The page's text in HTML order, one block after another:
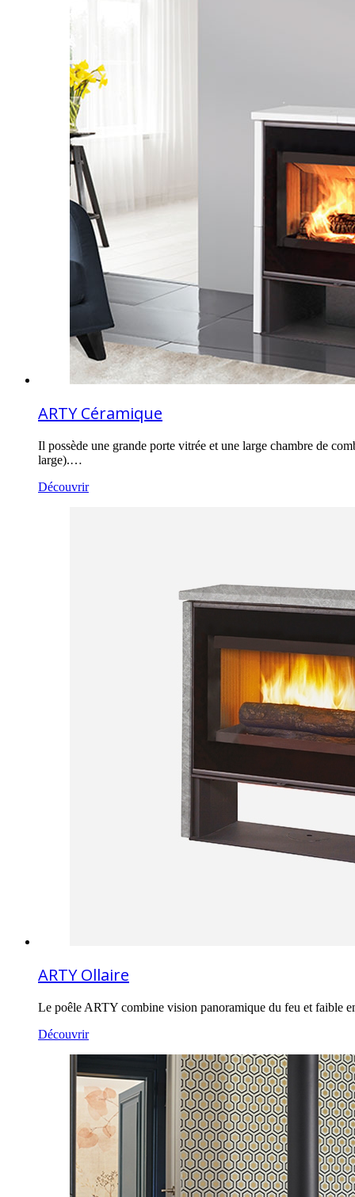
ARTY Céramique
Il possède une grande porte vitrée et une large chambre de
large).…
Découvrir
ARTY Ollaire
Le poêle ARTY combine vision panoramique du feu et faible
Découvrir